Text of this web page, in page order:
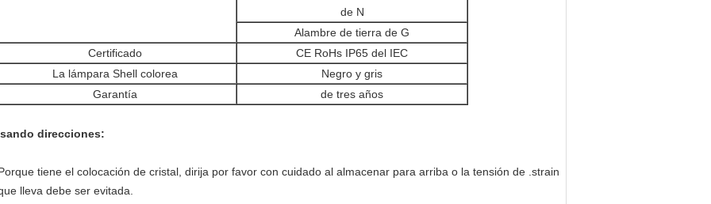
de N
Alambre de tierra de G
Certificado
CE RoHs IP65 del IEC
La lámpara Shell colorea
Negro y gris
Garantía
de tres años
direcciones:
tiene el colocación de cristal, dirija por favor con cuidado al almacenar para arriba o la tensión de .strain
lleva debe ser evitada.